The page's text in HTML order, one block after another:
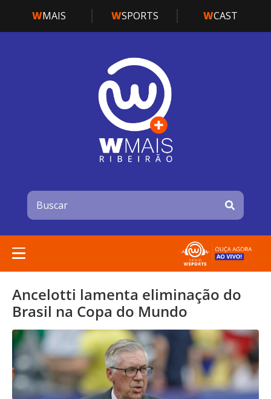
WMAIS WSPORTS WCAST
Ancelotti lamenta eliminação do
Brasil na Copa do Mundo